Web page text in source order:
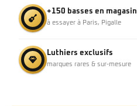
+150 basses en magasin
à essayer à Paris, Pigalle
Luthiers exclusifs
marques rares & sur-mesure